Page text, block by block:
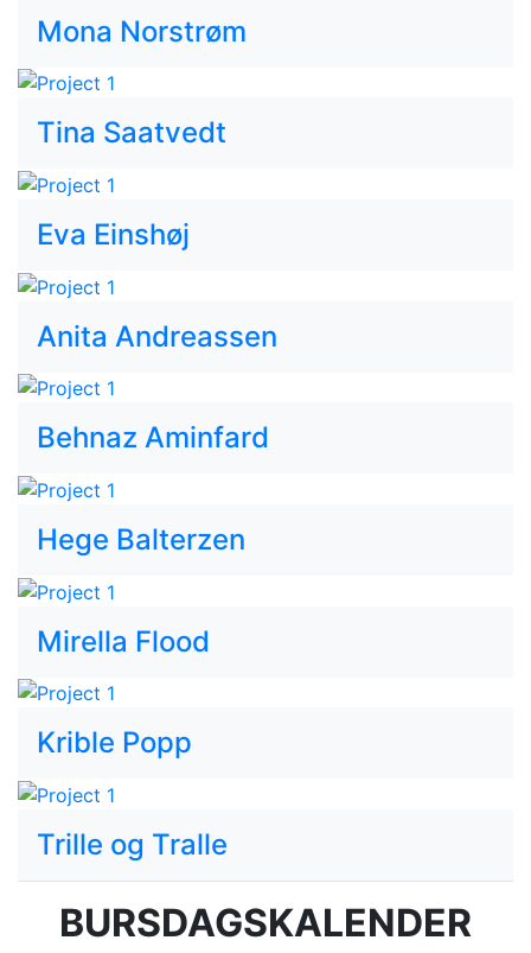
Mona Norstrøm
Tina Saatvedt
Eva Einshøj
Anita Andreassen
Behnaz Aminfard
Hege Balterzen
Mirella Flood
Krible Popp
Trille og Tralle
BURSDAGSKALENDER